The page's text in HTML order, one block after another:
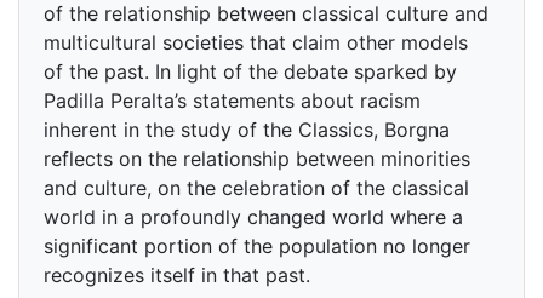
of the relationship between classical culture and
multicultural societies that claim other models
of the past. In light of the debate sparked by
Padilla Peralta’s statements about racism
inherent in the study of the Classics, Borgna
reflects on the relationship between minorities
and culture, on the celebration of the classical
world in a profoundly changed world where a
significant portion of the population no longer
recognizes itself in that past.